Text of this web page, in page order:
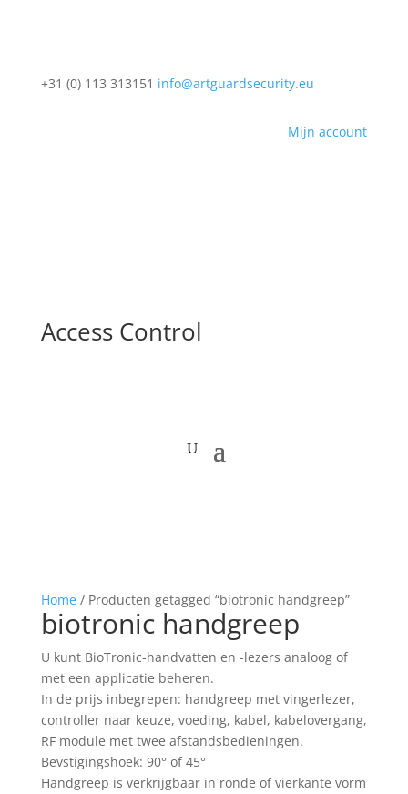
+31 (0) 113 313151 info@artguardsecurity.eu
Mijn account
Access Control
Home/ Producten getagged “biotronic handgreep”
biotronic handgreep
U kunt BioTronic-handvatten en -lezers analoog of
met een applicatie beheren.
In de prijs inbegrepen: handgreep met vingerlezer,
controller naar keuze, voeding, kabel, kabelovergang,
RF module met twee afstandsbedieningen.
Bevstigingshoek: 90° of 45°
Handgreep is verkrijgbaar in ronde of vierkante vorm